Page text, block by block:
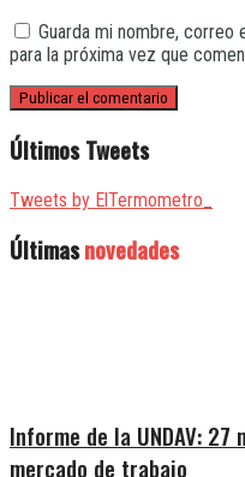
Guarda mi nombre,
para la próxima vez que
Últimos Tweets
Tweets by ElTermometro_
Últimasnovedades
Informe de la UNDAV:
mercado de trabajo